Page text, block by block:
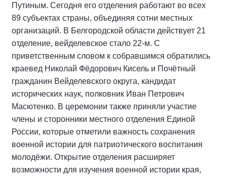
Путиным. Сегодня его отделения работают во всех
89 субъектах страны, объединяя сотни местных
организаций. В Белгородской области действует 21
отделение, вейделевское стало 22-м. С
приветственным словом к собравшимся обратились
краевед Николай Фёдорович Кисель и Почётный
гражданин Вейделевского округа, кандидат
исторических наук, полковник Иван Петрович
Масютенко. В церемонии также приняли участие
члены и сторонники местного отделения Единой
России, которые отметили важность сохранения
военной истории для патриотического воспитания
молодёжи. Открытие отделения расширяет
возможности для изучения военной истории края,